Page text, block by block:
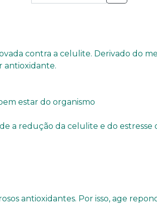
contra a celulite. Derivado do
antioxidante.
estar do organismo
a redução da celulite e do estresse
antioxidantes. Por isso, age